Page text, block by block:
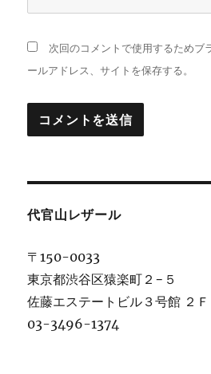
次回のコメントで使用するためブ
ールアドレス、サイトを保存する。
代官山レザール
〒150-0033
東京都渋谷区猿楽町２−５
佐藤エステートビル３号館 ２Ｆ
03-3496-1374